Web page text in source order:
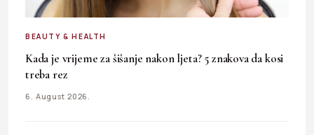
BEAUTY & HEALTH
Kada je vrijeme za šišanje nakon ljeta? 5 znakova da kosi
treba rez
6. August 2026.